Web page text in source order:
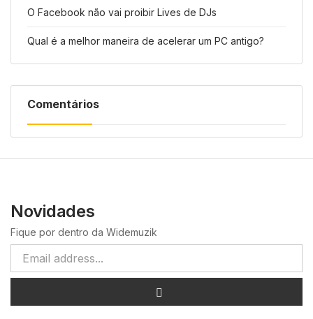
O Facebook não vai proibir Lives de DJs
Qual é a melhor maneira de acelerar um PC antigo?
Comentários
Novidades
Fique por dentro da Widemuzik